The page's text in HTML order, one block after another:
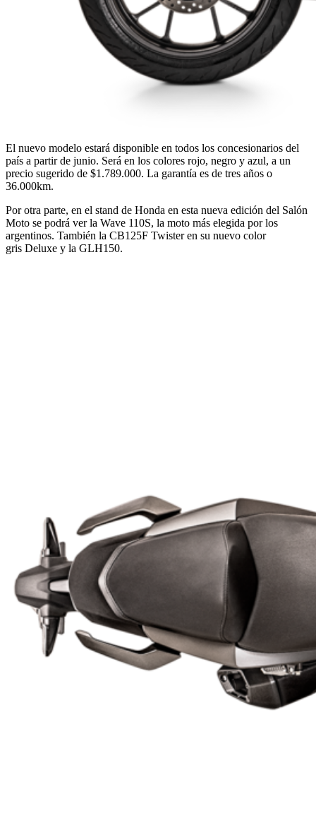
El nuevo modelo estará disponible en todos los concesionarios del
país a partir de junio. Será en los colores rojo, negro y azul, a un
precio sugerido de $1.789.000. La garantía es de tres años o
36.000km.
Por otra parte, en el stand de Honda en esta nueva edición del Salón
Moto se podrá ver la Wave 110S, la moto más elegida por los
argentinos. También la CB125F Twister en su nuevo color
gris Deluxe y la GLH150.